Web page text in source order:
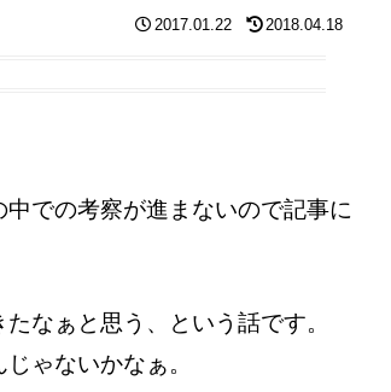
2017.01.22 2018.04.18
での考察が進まないので記事に
なぁと思う、という話です。
ゃないかなぁ。